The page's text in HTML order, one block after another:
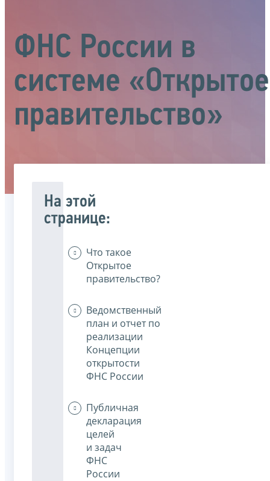
ФНС России в
системе «Открытое
правительство»
На этой
странице:
Что такое
Открытое
правительство?
Ведомственный
план и отчет по
реализации
Концепции
открытости
ФНС России
Публичная
декларация
целей
и задач
ФНС
России